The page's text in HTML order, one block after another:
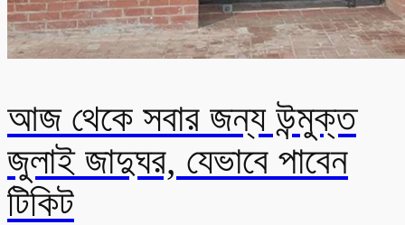
আজ থেকে সবার জন্য উন্মুক্ত
জুলাই জাদুঘর, যেভাবে পাবেন
টিকিট